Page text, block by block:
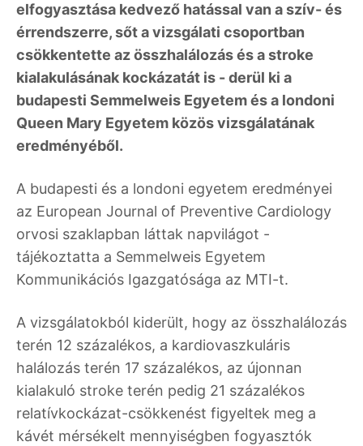
elfogyasztása kedvező hatással van a szív- és
érrendszerre, sőt a vizsgálati csoportban
csökkentette az összhalálozás és a stroke
kialakulásának kockázatát is - derül ki a
budapesti Semmelweis Egyetem és a londoni
Queen Mary Egyetem közös vizsgálatának
eredményéből.
A budapesti és a londoni egyetem eredményei
az European Journal of Preventive Cardiology
orvosi szaklapban láttak napvilágot -
tájékoztatta a Semmelweis Egyetem
Kommunikációs Igazgatósága az MTI-t.
A vizsgálatokból kiderült, hogy az összhalálozás
terén 12 százalékos, a kardiovaszkuláris
halálozás terén 17 százalékos, az újonnan
kialakuló stroke terén pedig 21 százalékos
relatívkockázat-csökkenést figyeltek meg a
kávét mérsékelt mennyiségben fogyasztók